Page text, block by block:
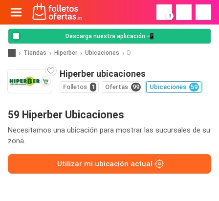
!
Descarga nuestra aplicación 📲
Tiendas Hiperber Ubicaciones D
Hiperber ubicaciones
Folletos 1 Ofertas 99 Ubicaciones 59
59 Hiperber Ubicaciones
Necesitamos una ubicación para mostrar las sucursales de su
zona.
Utilizar mi ubicación actual